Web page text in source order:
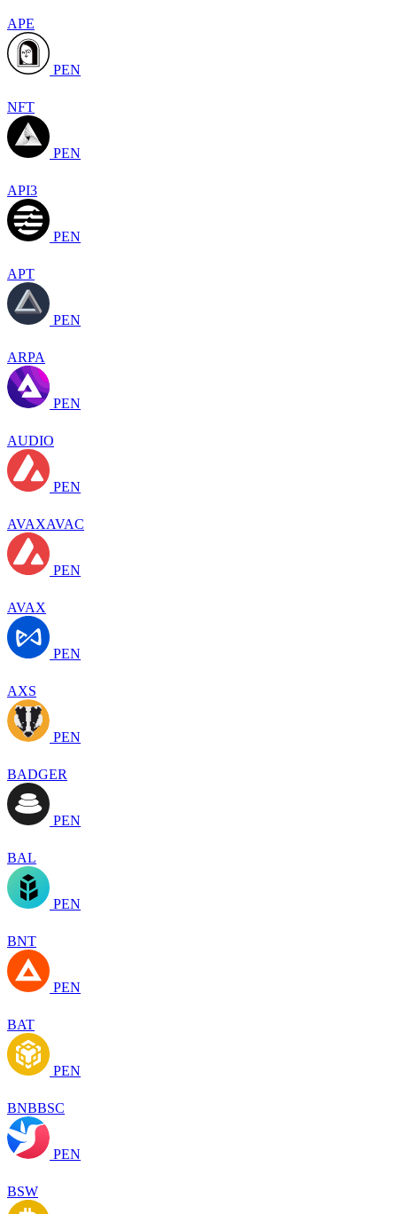
APE
PEN
NFT
PEN
API3
PEN
APT
PEN
ARPA
PEN
AUDIO
PEN
AVAXAVAC
PEN
AVAX
PEN
AXS
PEN
BADGER
PEN
BAL
PEN
BNT
PEN
BAT
PEN
BNBBSC
PEN
BSW